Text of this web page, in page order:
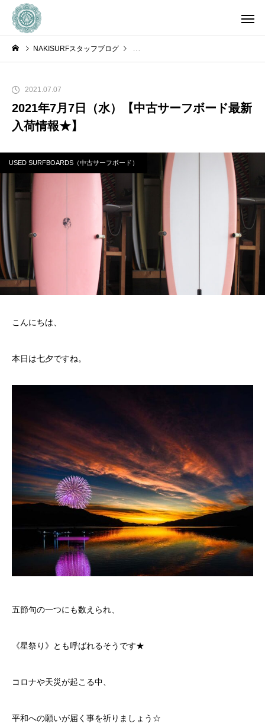
NAKISURFスタッフブログ USED SURFBOARDS（中古サーフボー
2021.07.07
2021年7月7日（水）【中古サーフボード最新
入荷情報★】
USED SURFBOARDS（中古サーフボード）
こんにちは、
本日は七夕ですね。
五節句の一つにも数えられ、
《星祭り》とも呼ばれるそうです★
コロナや天災が起こる中、
平和への願いが届く事を祈りましょう☆